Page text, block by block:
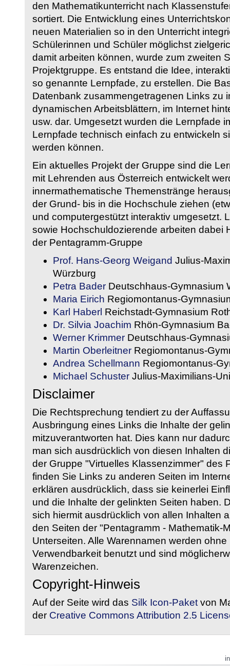
den Mathematikunterricht nach
sortiert. Die Entwicklung eines
neuen Materialien so in den Unterricht
Schülerinnen und Schüler möglichst
damit arbeiten können, wurde zum zweiten
Projektgruppe. Es entstand die Idee,
so genannte Lernpfade, zu erstellen. Die
Datenbank zusammengetragenen Links zu
dynamischen Arbeitsblättern, im Internet
usw. dar. Umgesetzt wurden die Lernpfade
Lernpfade technisch einfach zu entwickeln
werden können.
Ein aktuelles Projekt der Gruppe sind die
mit Lehrenden aus Österreich entwickelt
innermathematische Themenstränge
der Grund- bis in die Hochschule ziehen
und computergestützt interaktiv umgesetzt.
sowie Hochschuldozierende arbeiten dabei
der Pentagramm-Gruppe
Prof. Hans-Georg Weigand Julius-
Würzburg
Petra Bader Deutschhaus-Gymnasium
Maria Eirich Regiomontanus-
Karl Haberl Reichstadt-Gymnasium
Dr. Silvia Joachim Rhön-Gymnasium
Werner Krimmer Deutschhaus-
Martin Oberleitner Regiomontanus-
Andrea Schellmann Regiomontanus-
Michael Schuster Julius-Maximilians-
Disclaimer
Die Rechtsprechung tendiert zu der
Ausbringung eines Links die Inhalte der
mitzuverantworten hat. Dies kann nur
man sich ausdrücklich von diesen Inhalten
der Gruppe "Virtuelles Klassenzimmer" des
finden Sie Links zu anderen Seiten im
erklären ausdrücklich, dass sie keinerlei
und die Inhalte der gelinkten Seiten haben.
sich hiermit ausdrücklich von allen Inhalten
den Seiten der "Pentagramm - Mathematik-
Unterseiten. Alle Warennamen werden
Verwendbarkeit benutzt und sind
Warenzeichen.
Copyright-Hinweis
Auf der Seite wird das Silk Icon-Paket von
der Creative Commons Attribution 2.5